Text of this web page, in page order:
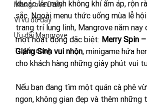
Mangrove Daily
Vi vu đó đây
Ưu đãi Mangrove
Tuyển dụng
khoác lên mình không khí ấm áp, rộn
sắc. Ngoài menu thức uống mùa lễ
trang trí lung linh, Mangrove năm nay
một hoạt động đặc biệt: Merry Spin
Giáng Sinh vui nhộn, minigame hứa
cho khách hàng những giây phút vui
Nếu bạn đang tìm một quán cà phê
ngon, không gian đẹp và thêm những